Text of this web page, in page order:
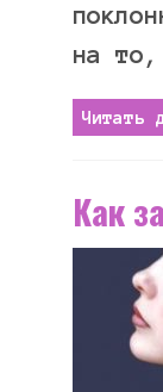
на
Читать
Как